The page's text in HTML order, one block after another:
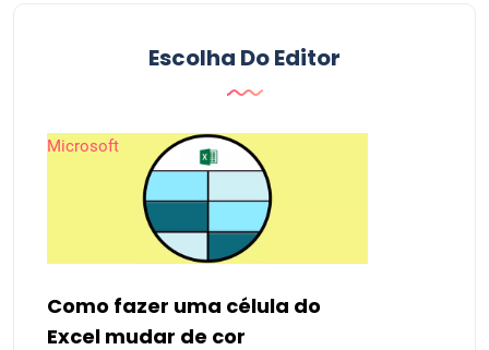
Escolha Do Editor
Microsoft
Como fazer uma célula do
Excel mudar de cor